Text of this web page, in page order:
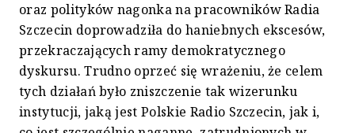
oraz polityków nagonka na pracowników Radia
Szczecin doprowadziła do haniebnych ekscesów,
przekraczających ramy demokratycznego
dyskursu. Trudno oprzeć się wrażeniu, że celem
tych działań było zniszczenie tak wizerunku
instytucji, jaką jest Polskie Radio Szczecin, jak i,